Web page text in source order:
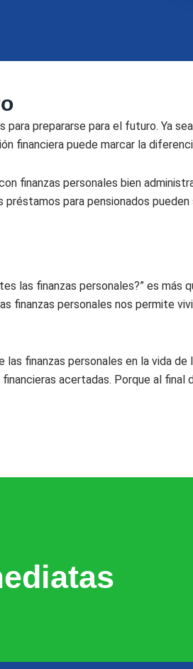
prepararse para el futuro. Ya
financiera puede marcar la
finanzas personales bien
para pensionados
las finanzas personales?” es
finanzas personales nos permite
las finanzas personales en la vida
acertadas. Porque al